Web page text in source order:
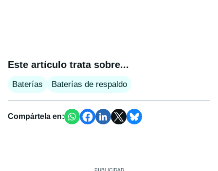
Este artículo trata sobre...
Baterías Baterías de respaldo
Compártela en: